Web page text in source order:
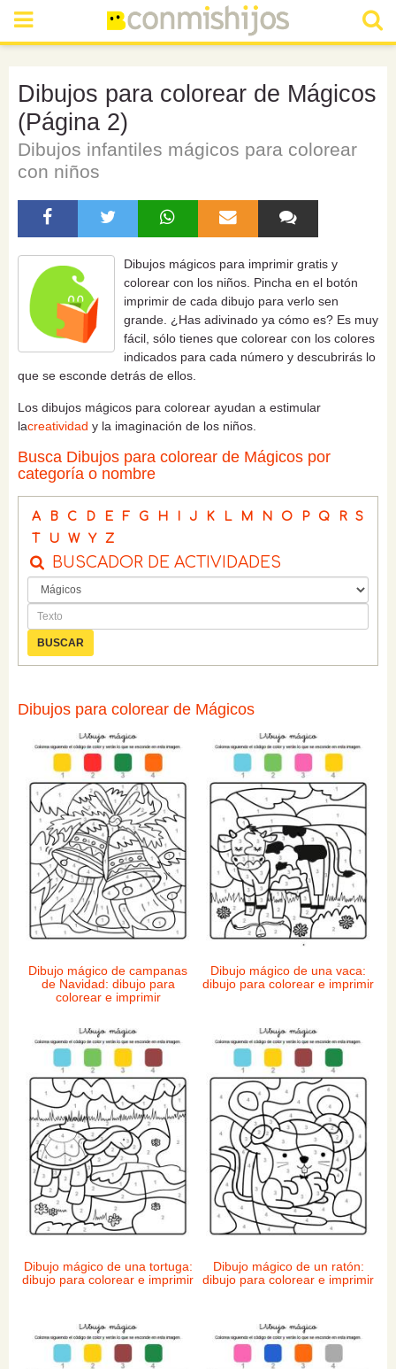
Dibujos para colorear de Mágicos
(Página 2)
Dibujos infantiles mágicos para colorear
con niños
Dibujos mágicos para imprimir gratis y
colorear con los niños. Pincha en el botón
imprimir de cada dibujo para verlo sen
grande. ¿Has adivinado ya cómo es? Es muy
fácil, sólo tienes que colorear con los colores
indicados para cada número y descubrirás lo
que se esconde detrás de ellos.
Los dibujos mágicos para colorear ayudan a estimular
lacreatividad y la imaginación de los niños.
Busca Dibujos para colorear de Mágicos por
categoría o nombre
A B C D E F G H I J K L M N O P Q R
S
T
U W Y Z
BUSCADOR DE ACTIVIDADES
Dibujos para colorear de Mágicos
Dibujo mágico de campanas
de Navidad: dibujo para
colorear e imprimir
Dibujo mágico de una vaca:
dibujo para colorear e imprimir
Dibujo mágico de una tortuga:
dibujo para colorear e imprimir
Dibujo mágico de un ratón:
dibujo para colorear e imprimir